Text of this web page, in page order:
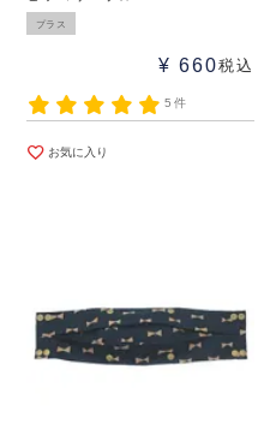
プラス
¥ 660税込
5件
お気に入り